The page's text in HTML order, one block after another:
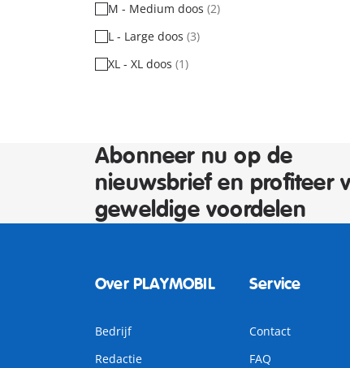
M - Medium doos (2)
L - Large doos (3)
XL - XL doos (1)
Abonneer nu op de
nieuwsbrief en profiteer
geweldige voordelen
Over PLAYMOBIL
Bedrijf
Redactie
Service
Contact
FAQ